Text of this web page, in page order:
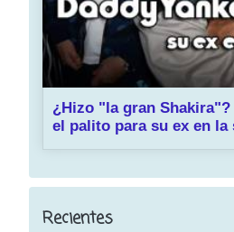
¿Hizo "la gran Shakira"?
el palito para su ex en la
Recientes